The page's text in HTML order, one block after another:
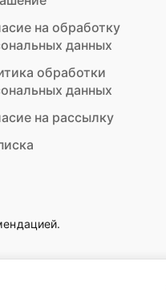
на обработку
данных
обработки
данных
на рассылку